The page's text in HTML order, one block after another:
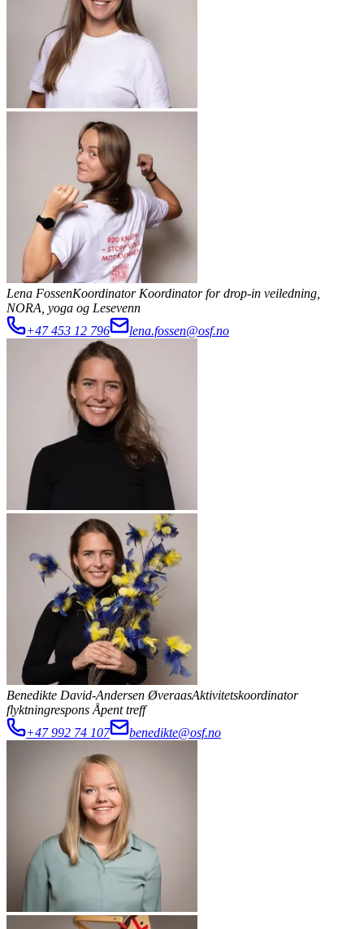
Lena FossenKoordinator Koordinator for drop-in veiledning,
NORA, yoga og Lesevenn
+47 453 12 796
lena.fossen@osf.no
Benedikte David-Andersen ØveraasAktivitetskoordinator
flyktningrespons Åpent treff
+47 992 74 107
benedikte@osf.no